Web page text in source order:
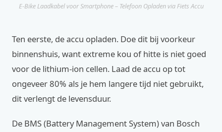
E-Bike Laadkabel voor Smartphone – Telefoon Opladen via Fiets Accu
Ten eerste, de accu opladen. Doe dit bij voorkeur
binnenshuis, want extreme kou of hitte is niet goed
voor de lithium-ion cellen. Laad de accu op tot
ongeveer 80% als je hem langere tijd niet gebruikt,
dit verlengt de levensduur.
De BMS (Battery Management System) van Bosch